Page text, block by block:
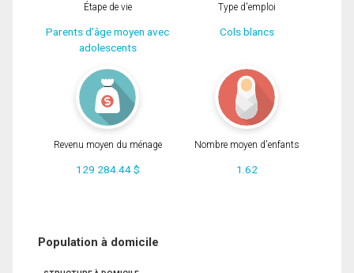
Étape de vie
Parents d'âge moyen avec
adolescents
Type d'emploi
Cols blancs
Revenu moyen du ménage
129 284.44 $
Nombre moyen d'enfants
1.62
Population à domicile